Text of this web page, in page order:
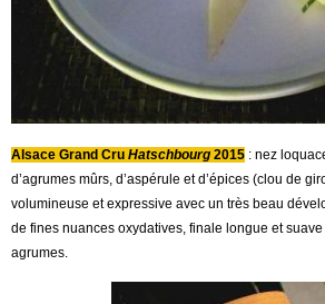
Alsace Grand Cru Hatschbourg 2015 : nez
d’agrumes mûrs, d’aspérule et d’épices (clou de
volumineuse et expressive avec un très beau
de fines nuances oxydatives, finale longue et
agrumes.